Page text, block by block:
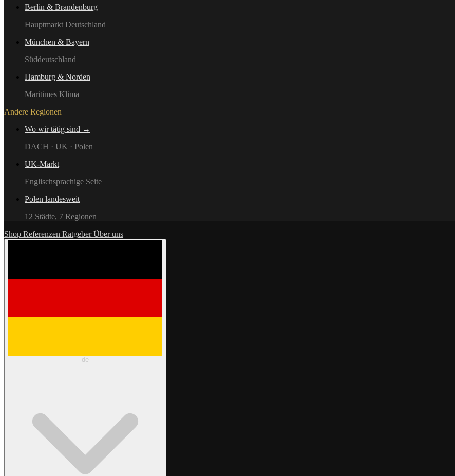
Berlin & Brandenburg
Hauptmarkt Deutschland
München & Bayern
Süddeutschland
Hamburg & Norden
Maritimes Klima
Andere Regionen
Wo wir tätig sind →
DACH · UK · Polen
UK-Markt
Englischsprachige Seite
Polen landesweit
12 Städte, 7 Regionen
Shop Referenzen RatgeberÜber uns
de